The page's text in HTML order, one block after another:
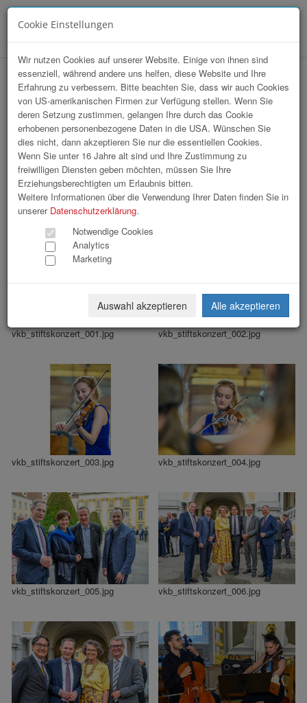
VKB Stiftskonzert
148 Bilder
« 1 2 3 4 5 »
vkb_stiftskonzert_001.jpg vkb_stiftskonzert_002.jpg
vkb_stiftskonzert_003.jpg vkb_stiftskonzert_004.jpg
vkb_stiftskonzert_005.jpg vkb_stiftskonzert_006.jpg
Cookie Einstellungen
Wir nutzen Cookies auf unserer Website. Einige von ihnen sind
essenziell, während andere uns helfen, diese Website und Ihre
Erfahrung zu verbessern. Bitte beachten Sie, dass wir auch Cookies
von US-amerikanischen Firmen zur Verfügung stellen. Wenn Sie
deren Setzung zustimmen, gelangen Ihre durch das Cookie
erhobenen personenbezogene Daten in die USA. Wünschen Sie
dies nicht, dann akzeptieren Sie nur die essentiellen Cookies.
Wenn Sie unter 16 Jahre alt sind und Ihre Zustimmung zu
freiwilligen Diensten geben möchten, müssen Sie Ihre
Erziehungsberechtigten um Erlaubnis bitten.
Weitere Informationen über die Verwendung Ihrer Daten finden Sie in
unserer Datenschutzerklärung.
Notwendige Cookies
Analytics
Marketing
Auswahl akzeptieren Alle akzeptieren